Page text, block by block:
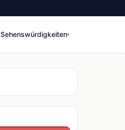
Sehenswürdigkeiten▾